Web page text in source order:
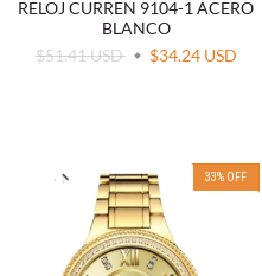
RELOJ CURREN 9104-1 ACERO
BLANCO
$51.41 USD
$34.24 USD
33% OFF